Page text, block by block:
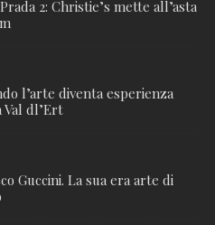
2: Christie’s mette all’asta
l’arte diventa esperienza
dl’Ert
Guccini. La sua era arte di